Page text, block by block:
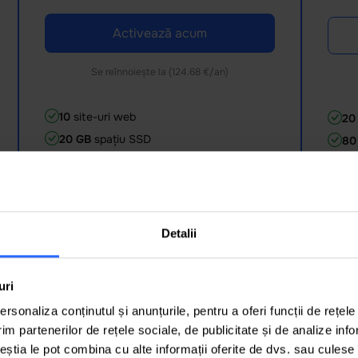
Detalii
conținutul și anunțurile, pentru a oferi funcții de
partenerilor de rețele sociale, de publicitate și de analize
le pot combina cu alte informații oferite de dvs. sau
Activează acum
Se reînnoiește la (124.68 €/an)
10site-uri web
20 GBspațiu SSD
100%CPU alocat
10baze de date
250.000fișiere pe server
Imunify360
20
80
Specificațiile incluse în fiecare pachet